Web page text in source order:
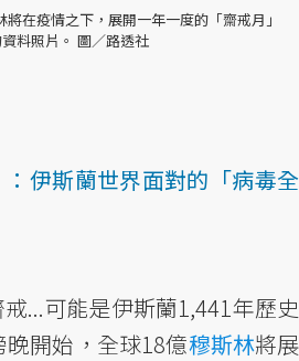
在疫情之下，展開一年一度的「齋戒月」
資料照片。 圖／路透社
伊斯蘭世界面對的「病毒全
戒...可能是伊斯蘭1,441年歷史
開始，全球18億穆斯林將展